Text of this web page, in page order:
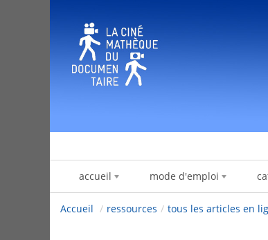
accueil mode d'emploi
Accueil / ressources / tous les articles en